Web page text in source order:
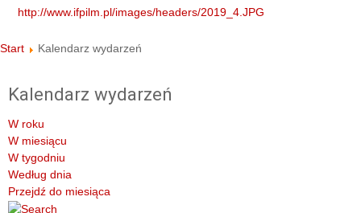
http://www.ifpilm.pl/images/headers/2019_4.JPG
Start Kalendarz wydarzeń
Kalendarz wydarzeń
W roku
W miesiącu
W tygodniu
Według dnia
Przejdź do miesiąca